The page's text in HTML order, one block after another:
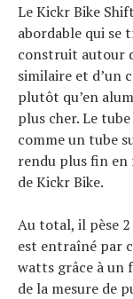
Le Kickr Bike
abordable qui se
construit autour
similaire et d’un
plutôt qu’en
plus cher. Le
comme un tube
rendu plus fin en
de Kickr Bike.
Au total, il pèse
est entraîné par
watts grâce à un
de la mesure de